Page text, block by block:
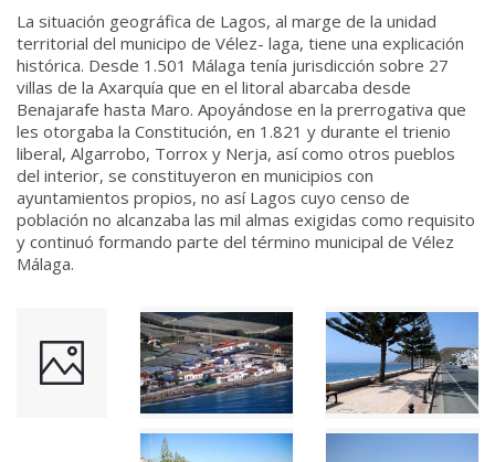
La situación geográfica de Lagos, al marge de la unidad
territorial del municipo de Vélez- laga, tiene una explicación
histórica. Desde 1.501 Málaga tenía jurisdicción sobre 27
villas de la Axarquía que en el litoral abarcaba desde
Benajarafe hasta Maro. Apoyándose en la prerrogativa que
les otorgaba la Constitución, en 1.821 y durante el trienio
liberal, Algarrobo, Torrox y Nerja, así como otros pueblos
del interior, se constituyeron en municipios con
ayuntamientos propios, no así Lagos cuyo censo de
población no alcanzaba las mil almas exigidas como requisito
y continuó formando parte del término municipal de Vélez
Málaga.